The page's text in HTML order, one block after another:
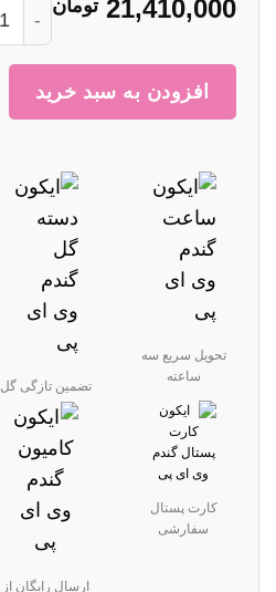
21,410,000 تومان
افزودن به سبد خرید
تحویل سریع سه
ساعته
تضمین تازگی گل
کارت پستال
سفارشی
ارسال رایگان از